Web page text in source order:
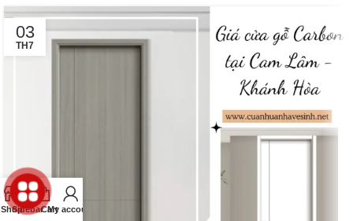
03
TH7
ShopSidebarCart
My account